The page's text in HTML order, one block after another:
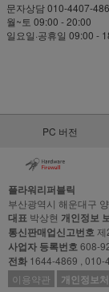
문자상담 010-4407-
월~토 09:00 - 20:00
일요일·공휴일 09:00 -
PC 버전
플라워리퍼블릭
부산광역시 해운대구
대표 박상현 개인정보
통신판매업신고번호제
사업자 등록번호608-
전화 1644-4869 , 010-
이용약관
개인정보